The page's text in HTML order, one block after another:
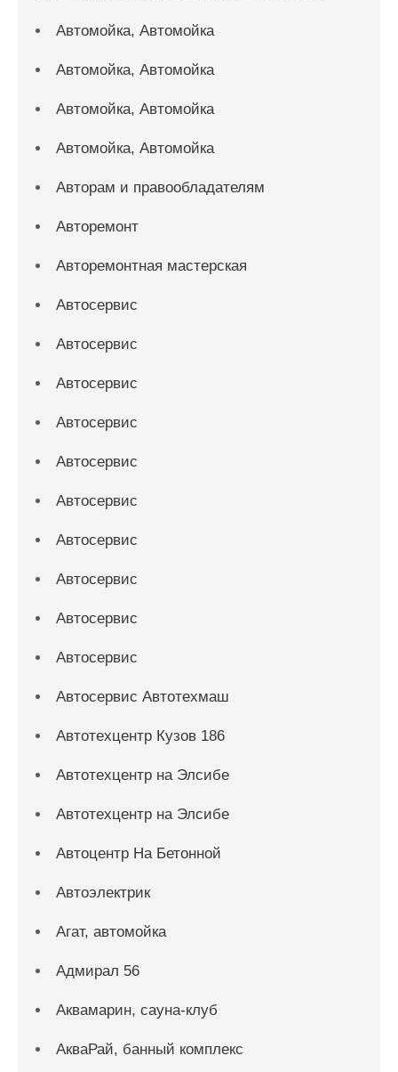
Автомойка, Автомойка
Автомойка, Автомойка
Автомойка, Автомойка
Автомойка, Автомойка
Авторам и правообладателям
Авторемонт
Авторемонтная мастерская
Автосервис
Автосервис
Автосервис
Автосервис
Автосервис
Автосервис
Автосервис
Автосервис
Автосервис
Автосервис
Автосервис Автотехмаш
Автотехцентр Кузов 186
Автотехцентр на Элсибе
Автотехцентр на Элсибе
Автоцентр На Бетонной
Автоэлектрик
Агат, автомойка
Адмирал 56
Аквамарин, сауна-клуб
АкваРай, банный комплекс